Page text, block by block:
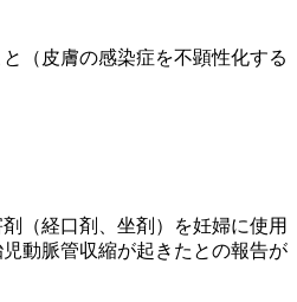
（皮膚の感染症を不顕性化する
（経口剤、坐剤）を妊婦に使用
動脈管収縮が起きたとの報告が